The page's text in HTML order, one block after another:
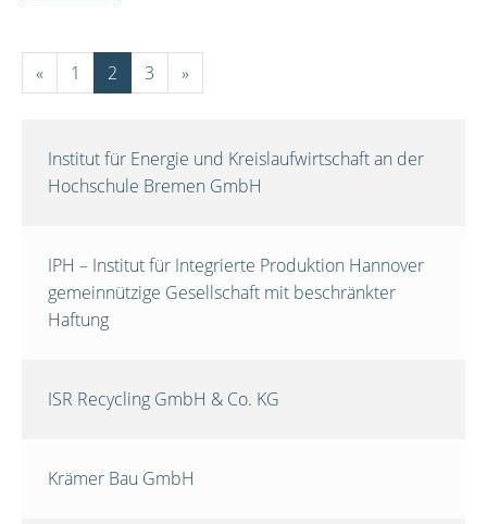
« 1 2 3 »
Institut für Energie und Kreislaufwirtschaft an der
Hochschule Bremen GmbH
IPH – Institut für Integrierte Produktion Hannover
gemeinnützige Gesellschaft mit beschränkter
Haftung
ISR Recycling GmbH & Co. KG
Krämer Bau GmbH